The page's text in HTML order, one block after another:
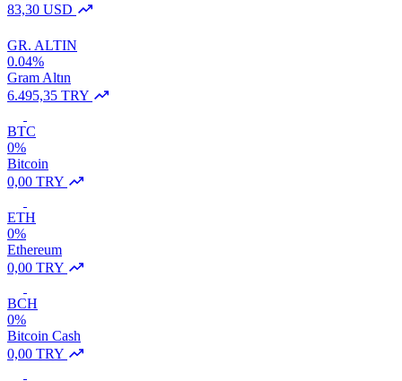
83,30 USD
GR. ALTIN
0.04%
Gram Altın
6.495,35 TRY
BTC
0%
Bitcoin
0,00 TRY
ETH
0%
Ethereum
0,00 TRY
BCH
0%
Bitcoin Cash
0,00 TRY